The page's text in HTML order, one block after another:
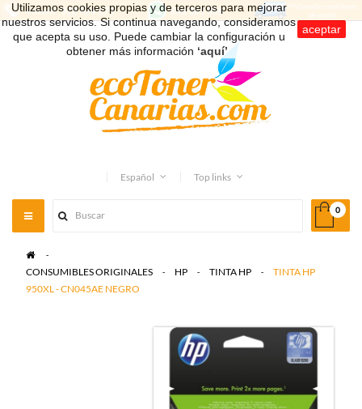
Utilizamos cookies propias y de terceros para mejorar
nuestros servicios. Si continua navegando, consideramos
que acepta su uso. Puede cambiar la configuración u
obtener más información ‘aquí’.
aceptar
Español Top links
0
Toggle
navigation
>
CONSUMIBLES ORIGINALES
> HP > TINTA HP >
TINTA HP
950XL - CN045AE NEGRO